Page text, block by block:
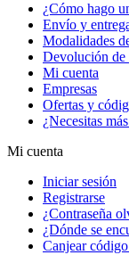
¿Cómo hago
Envío y
Modalidades
Devolución de
Mi cuenta
Empresas
Ofertas y
¿Necesitas
Mi cuenta
Iniciar sesión
Registrarse
¿Contraseña
¿Dónde se
Canjear